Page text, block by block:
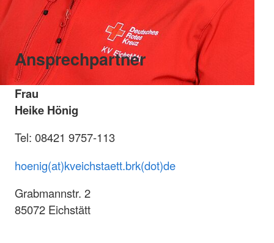
Ansprechpartner
Frau
Heike Hönig
Tel: 08421 9757-113
hoenig(at)kveichstaett.brk(dot)de
Grabmannstr. 2
85072 Eichstätt